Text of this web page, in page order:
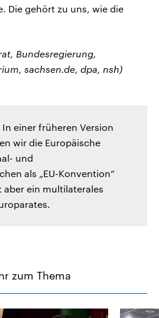
Die gehört zu uns, wie die
Bundesregierung,
sachsen.de, dpa, nsh)
In einer früheren Version
wir die Europäische
und
als „EU-Konvention“
aber ein multilaterales
zum Thema